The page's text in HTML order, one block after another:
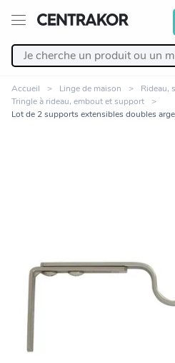
Nos Produits
Cuisine et art de la
Salle de bain et
Accueil Linge de maison
Rideau,
Tringle à rideau, embout et support
Lot de 2 supports extensibles doubles
Zoomer sur l'image